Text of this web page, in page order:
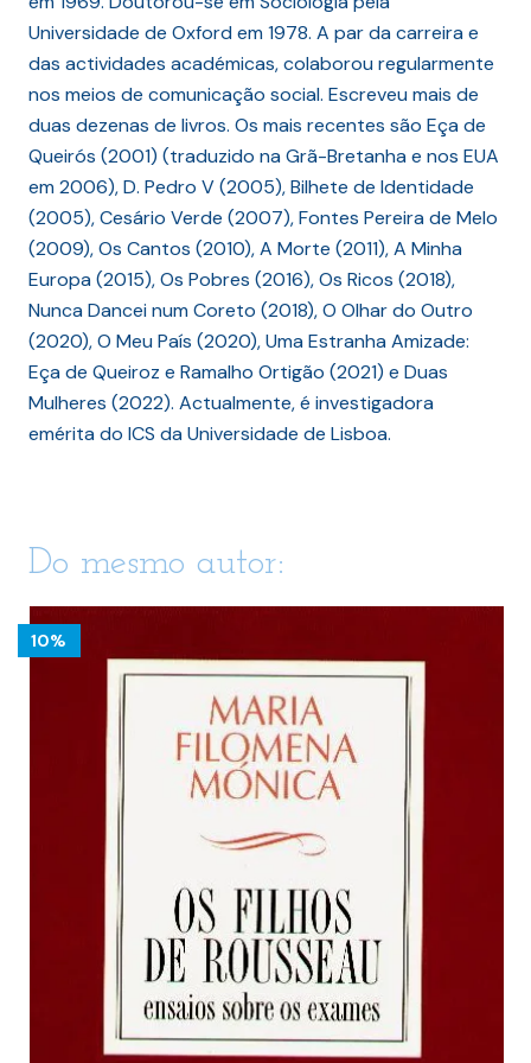
Universidade de Oxford em 1978. A par da carreira e
das actividades académicas, colaborou regularmente
nos meios de comunicação social. Escreveu mais de
duas dezenas de livros. Os mais recentes são Eça de
Queirós (2001) (traduzido na Grã-Bretanha e nos EUA
em 2006), D. Pedro V (2005), Bilhete de Identidade
(2005), Cesário Verde (2007), Fontes Pereira de Melo
(2009), Os Cantos (2010), A Morte (2011), A Minha
Europa (2015), Os Pobres (2016), Os Ricos (2018),
Nunca Dancei num Coreto (2018), O Olhar do Outro
(2020), O Meu País (2020), Uma Estranha Amizade:
Eça de Queiroz e Ramalho Ortigão (2021) e Duas
Mulheres (2022). Actualmente, é investigadora
emérita do ICS da Universidade de Lisboa.
Do mesmo autor:
10%